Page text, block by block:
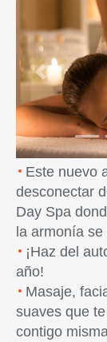
Previous
Este nuevo
desconectar
Day Spa
la armonía
¡Haz del
año!
Masaje,
suaves que
contigo